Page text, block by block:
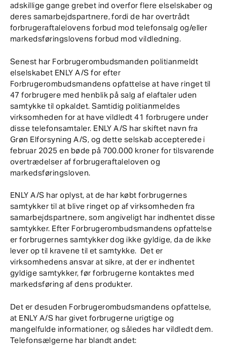
adskillige gange grebet ind overfor flere elselskaber og
deres samarbejdspartnere, fordi de har overtrådt
forbrugeraftalelovens forbud mod telefonsalg og/eller
markedsføringslovens forbud mod vildledning.
Senest har Forbrugerombudsmanden politianmeldt
elselskabet ENLY A/S for efter
Forbrugerombudsmandens opfattelse at have ringet til
47 forbrugere med henblik på salg af elaftaler uden
samtykke til opkaldet. Samtidig politianmeldes
virksomheden for at have vildledt 41 forbrugere under
disse telefonsamtaler. ENLY A/S har skiftet navn fra
Grøn Elforsyning A/S, og dette selskab accepterede i
februar 2025 en bøde på 700.000 kroner for tilsvarende
overtrædelser af forbrugeraftaleloven og
markedsføringsloven.
ENLY A/S har oplyst, at de har købt forbrugernes
samtykker til at blive ringet op af virksomheden fra
samarbejdspartnere, som angiveligt har indhentet disse
samtykker. Efter Forbrugerombudsmandens opfattelse
er forbrugernes samtykker dog ikke gyldige, da de ikke
lever op til kravene til et samtykke. Det er
virksomhedens ansvar at sikre, at der er indhentet
gyldige samtykker, før forbrugerne kontaktes med
markedsføring af dens produkter.
Det er desuden Forbrugerombudsmandens opfattelse,
at ENLY A/S har givet forbrugerne urigtige og
mangelfulde informationer, og således har vildledt dem.
Telefonsælgerne har blandt andet: